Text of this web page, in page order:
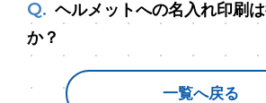
ヘルメットへの名入れ印刷
か？
一覧へ戻る